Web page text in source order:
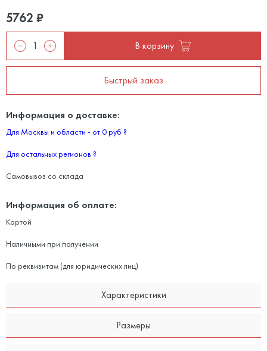
5762 ₽
В корзину
Быстрый заказ
Информация о доставке:
Для Москвы и области - от 0 руб ?
Для остальных регионов ?
Самовывоз со склада
Информация об оплате:
Картой
Наличными при получении
По реквизитам (для юридических лиц)
Характеристики
Размеры